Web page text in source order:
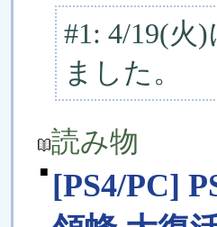
#1: 4/19(火
ました。
読み物
■ [PS4/PC]